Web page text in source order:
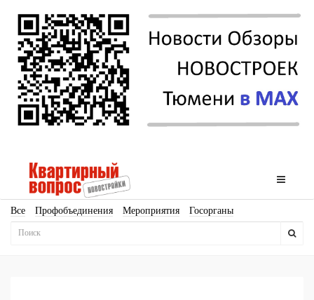
Все Профобъединения Мероприятия Госорганы
Новостройки